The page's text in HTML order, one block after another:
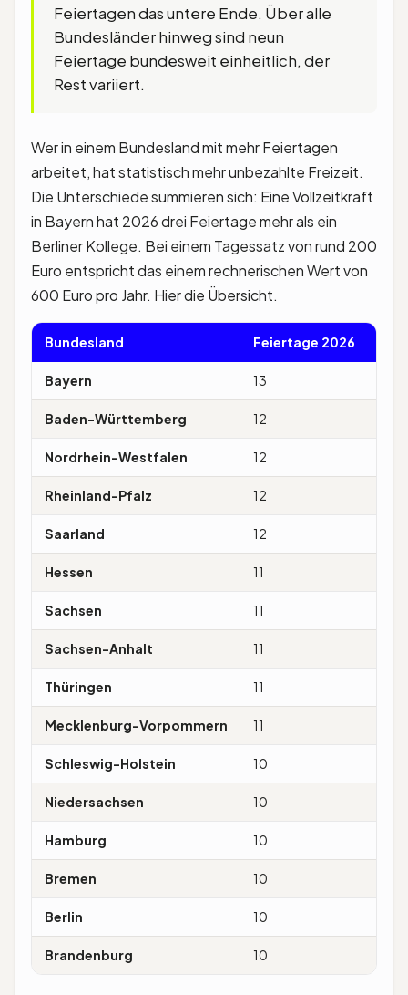
Feiertagen das untere Ende. Über alle
Bundesländer hinweg sind neun
Feiertage bundesweit einheitlich, der
Rest variiert.
Wer in einem Bundesland mit mehr Feiertagen
arbeitet, hat statistisch mehr unbezahlte Freizeit.
Die Unterschiede summieren sich: Eine Vollzeitkraft
in Bayern hat 2026 drei Feiertage mehr als ein
Berliner Kollege. Bei einem Tagessatz von rund 200
Euro entspricht das einem rechnerischen Wert von
600 Euro pro Jahr. Hier die Übersicht.
Bundesland Feiertage 2026
Bayern 13
Baden-Württemberg 12
Nordrhein-Westfalen 12
Rheinland-Pfalz 12
Saarland 12
Hessen 11
Sachsen 11
Sachsen-Anhalt 11
Thüringen 11
Mecklenburg-Vorpommern 11
Schleswig-Holstein 10
Niedersachsen 10
Hamburg 10
Bremen 10
Berlin 10
Brandenburg 10